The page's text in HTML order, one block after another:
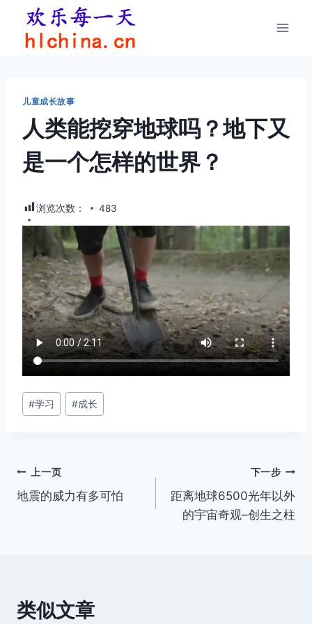
儿童成长故事
人类能挖穿地球吗？地下又
是一个怎样的世界？
浏览次数： 483
文
章
#学习 #成长
文
章
上一页
地震的威力有多可怕
下一步
距离地球6500光年以外
的宇宙奇观–创生之柱
类似文章